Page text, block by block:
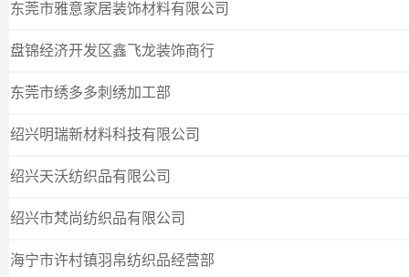
东莞市雅意家居装饰材料有限公司
盘锦经济开发区鑫飞龙装饰商行
东莞市绣多多刺绣加工部
绍兴明瑞新材料科技有限公司
绍兴天沃纺织品有限公司
绍兴市梵尚纺织品有限公司
海宁市许村镇羽帛纺织品经营部